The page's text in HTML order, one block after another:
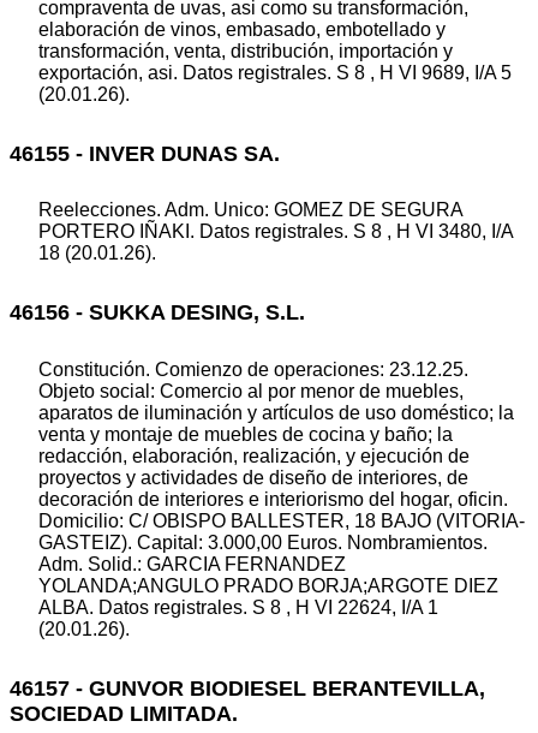
compraventa de uvas, asi como su transformación,
elaboración de vinos, embasado, embotellado y
transformación, venta, distribución, importación y
exportación, asi. Datos registrales. S 8 , H VI 9689, I/A 5
(20.01.26).
46155 - INVER DUNAS SA.
Reelecciones. Adm. Unico: GOMEZ DE SEGURA
PORTERO IÑAKI. Datos registrales. S 8 , H VI 3480, I/A
18 (20.01.26).
46156 - SUKKA DESING, S.L.
Constitución. Comienzo de operaciones: 23.12.25.
Objeto social: Comercio al por menor de muebles,
aparatos de iluminación y artículos de uso doméstico; la
venta y montaje de muebles de cocina y baño; la
redacción, elaboración, realización, y ejecución de
proyectos y actividades de diseño de interiores, de
decoración de interiores e interiorismo del hogar, oficin.
Domicilio: C/ OBISPO BALLESTER, 18 BAJO (VITORIA-
GASTEIZ). Capital: 3.000,00 Euros. Nombramientos.
Adm. Solid.: GARCIA FERNANDEZ
YOLANDA;ANGULO PRADO BORJA;ARGOTE DIEZ
ALBA. Datos registrales. S 8 , H VI 22624, I/A 1
(20.01.26).
46157 - GUNVOR BIODIESEL BERANTEVILLA,
SOCIEDAD LIMITADA.